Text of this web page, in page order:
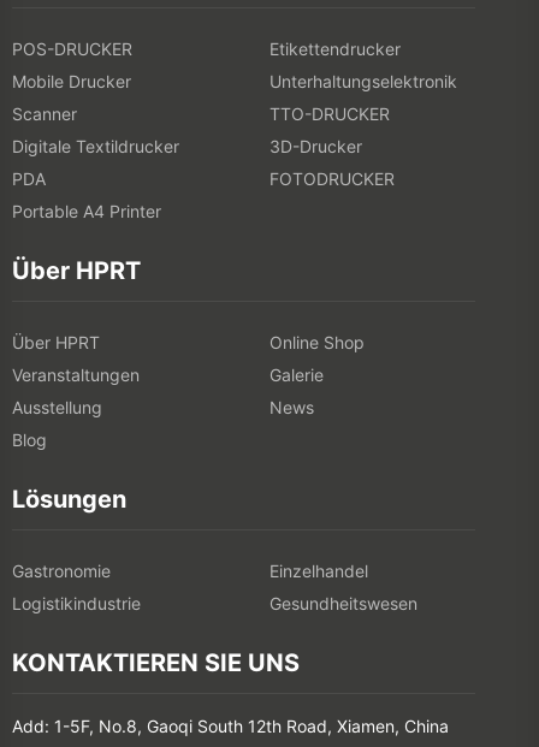
POS-DRUCKER
Etikettendrucker
Mobile Drucker
Unterhaltungselektronik
Scanner
TTO-DRUCKER
Digitale Textildrucker
3D-Drucker
PDA
FOTODRUCKER
Portable A4 Printer
Über HPRT
Über HPRT
Online Shop
Veranstaltungen
Galerie
Ausstellung
News
Blog
Lösungen
Gastronomie
Einzelhandel
Logistikindustrie
Gesundheitswesen
KONTAKTIEREN SIE UNS
Add: 1-5F, No.8, Gaoqi South 12th Road, Xiamen, China